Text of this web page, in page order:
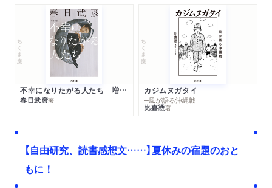
ちくま文庫
不幸になりたがる人たち 増補新版
春日武彦著
ちくま文庫
カジムヌガタイ
─風が語る沖縄戦
比嘉慂著
【自由研究、読書感想文……】夏休みの宿題のおと
もに！